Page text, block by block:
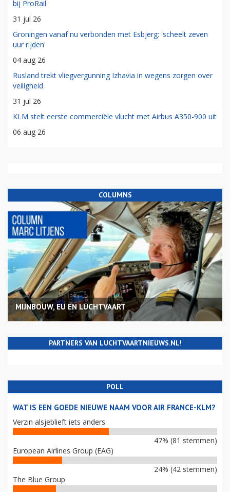
bij ProRail
31 jul 26
Groningen vanaf nu verbonden met Esbjerg: 'scheelt zeven
uur rijden'
04 aug 26
Rusland trekt vliegvergunning Izhavia in wegens zorgen over
veiligheid
31 jul 26
KLM stelt eerste commerciële vlucht met Airbus A350-900 uit
06 aug 26
COLUMNS
MIJNBOUW, EU EN LUCHTVAART
PARTNERS VAN LUCHTVAARTNIEUWS.NL!
POLL
WAT IS EEN GOEDE NIEUWE NAAM VOOR AIR FRANCE-KLM?
Verzin alsjeblieft iets anders
47% (81 stemmen)
European Airlines Group (EAG)
24% (42 stemmen)
The Blue Group